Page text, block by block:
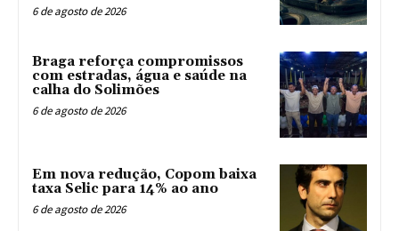
6 de agosto de 2026
Braga reforça compromissos
com estradas, água e saúde na
calha do Solimões
6 de agosto de 2026
Em nova redução, Copom baixa
taxa Selic para 14% ao ano
6 de agosto de 2026